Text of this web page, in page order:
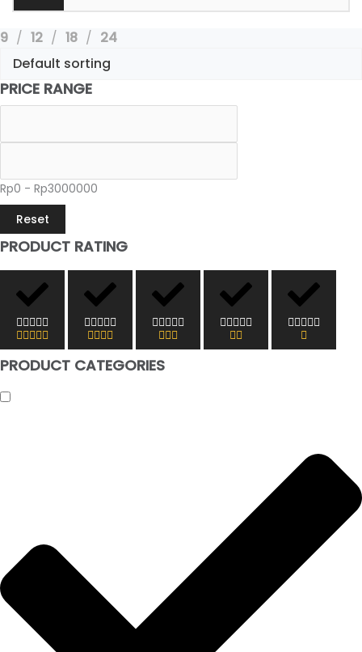
9 12 18 24
PRICE RANGE
Rp0 - Rp3000000
Reset
PRODUCT RATING
PRODUCT CATEGORIES